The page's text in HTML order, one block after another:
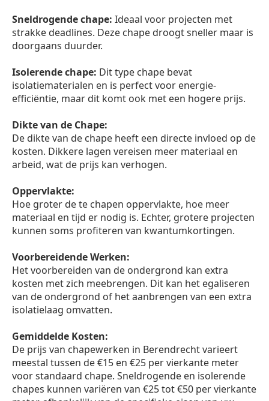
Sneldrogende chape: Ideaal voor projecten met
strakke deadlines. Deze chape droogt sneller maar is
doorgaans duurder.
Isolerende chape: Dit type chape bevat
isolatiematerialen en is perfect voor energie-
efficiëntie, maar dit komt ook met een hogere prijs.
Dikte van de Chape:
De dikte van de chape heeft een directe invloed op de
kosten. Dikkere lagen vereisen meer materiaal en
arbeid, wat de prijs kan verhogen.
Oppervlakte:
Hoe groter de te chapen oppervlakte, hoe meer
materiaal en tijd er nodig is. Echter, grotere projecten
kunnen soms profiteren van kwantumkortingen.
Voorbereidende Werken:
Het voorbereiden van de ondergrond kan extra
kosten met zich meebrengen. Dit kan het egaliseren
van de ondergrond of het aanbrengen van een extra
isolatielaag omvatten.
Gemiddelde Kosten:
De prijs van chapewerken in Berendrecht varieert
meestal tussen de €15 en €25 per vierkante meter
voor standaard chape. Sneldrogende en isolerende
chapes kunnen variëren van €25 tot €50 per vierkante